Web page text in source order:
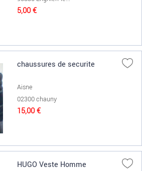
5,00 €
chaussures de securite
Aisne
02300 chauny
15,00 €
HUGO Veste Homme